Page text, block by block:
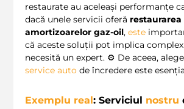
restaurate au aceleași performanțe
dacă unele servicii oferă restaurarea
amortizoarelor gaz-oil, este
că aceste soluții pot implica
necesită un expert. ⚙️ De aceea,
service auto de încredere este
Exemplu real: Serviciul nostru